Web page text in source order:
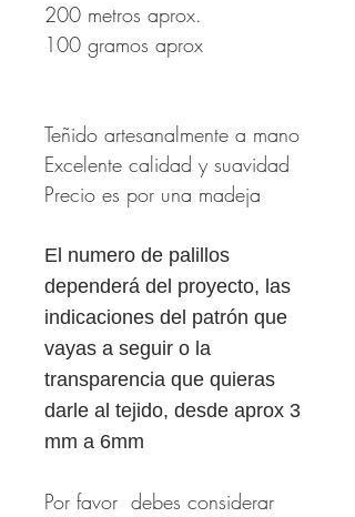
200 metros aprox.
100 gramos aprox
Teñido artesanalmente a mano
Excelente calidad y suavidad
Precio es por una madeja
El numero de palillos
dependerá del proyecto, las
indicaciones del patrón que
vayas a seguir o la
transparencia que quieras
darle al tejido, desde aprox 3
mm a 6mm
Por favor debes considerar